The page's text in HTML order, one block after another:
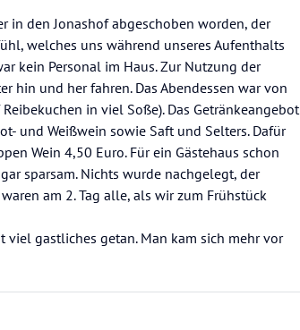
in den Jonashof abgeschoben worden, der
welches uns während unseres Aufenthalts
kein Personal im Haus. Zur Nutzung der
hin und her fahren. Das Abendessen war von
in viel Soße). Das Getränkeangebot
und Weißwein sowie Saft und Selters. Dafür
Wein 4,50 Euro. Für ein Gästehaus schon
sparsam. Nichts wurde nachgelegt, der
am 2. Tag alle, als wir zum Frühstück
viel gastliches getan. Man kam sich mehr vor